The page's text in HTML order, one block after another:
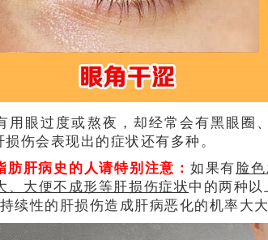
用眼过度或熬夜，却经常会有黑眼
伤会表现出的症状还有多种。
肝病史的人请特别注意： 如果有脸
、大便不成形等肝损伤症状中的两种
续性的肝损伤造成肝病恶化的机率大